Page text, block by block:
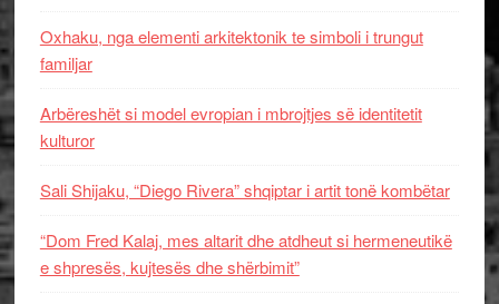
Oxhaku, nga elementi arkitektonik te simboli i trungut
familjar
Arbëreshët si model evropian i mbrojtjes së identitetit
kulturor
Sali Shijaku, “Diego Rivera” shqiptar i artit tonë kombëtar
“Dom Fred Kalaj, mes altarit dhe atdheut si hermeneutikë
e shpresës, kujtesës dhe shërbimit”